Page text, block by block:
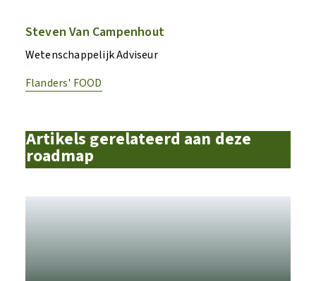
Steven Van Campenhout
Wetenschappelijk Adviseur
Flanders' FOOD
Artikels gerelateerd aan deze
roadmap